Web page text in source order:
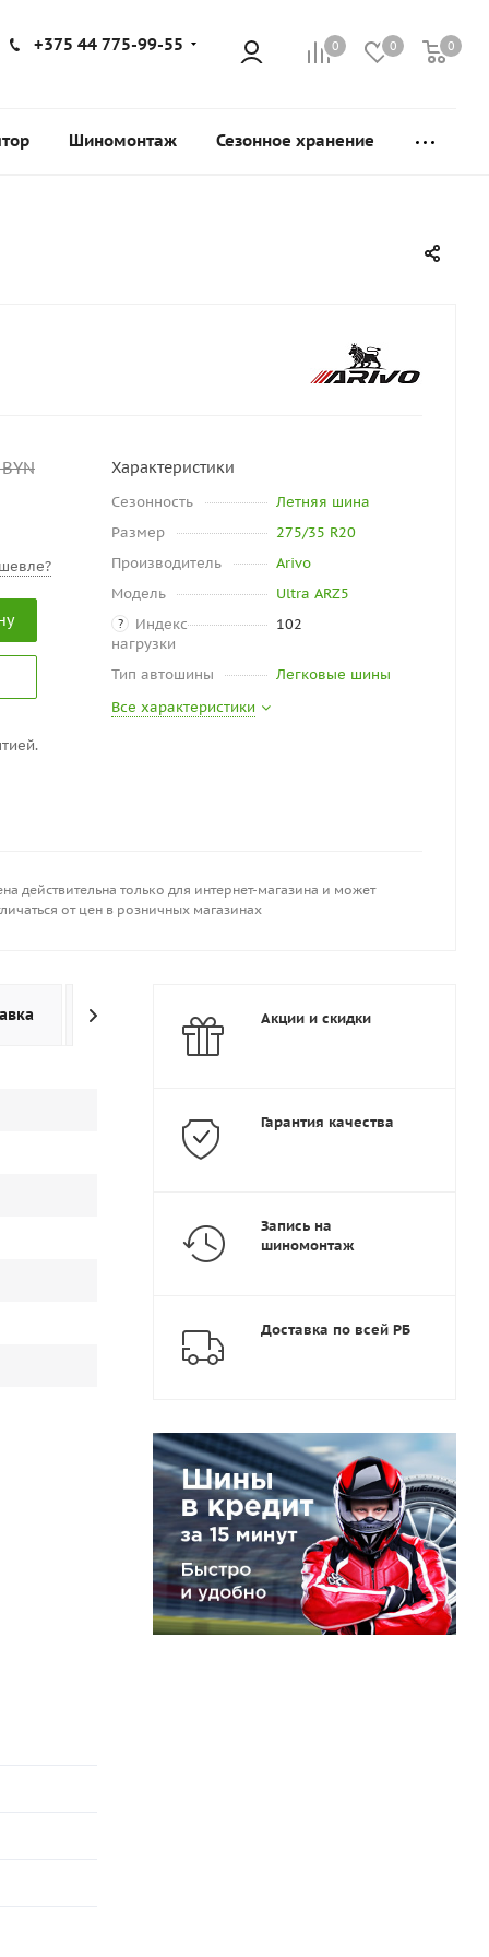
0 0 0
+375 44 775-99-55
Шиномонтаж Сезонное хранение
Характеристики
Сезонность
Летняя шина
Размер
275/35 R20
Производитель
Arivo
Модель
Ultra ARZ5
?
Индекс
нагрузки
102
Тип автошины
Легковые шины
Все характеристики
действительна только для интернет-магазина и может
от цен в розничных магазинах
Дополнительно Акции и скидки
Гарантия качества
Запись на
шиномонтаж
Доставка по всей РБ